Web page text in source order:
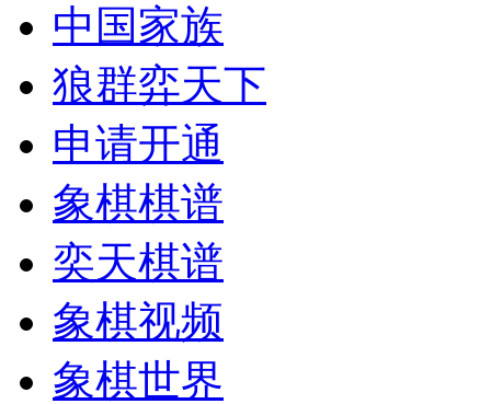
中国家族
狼群弈天下
申请开通
象棋棋谱
奕天棋谱
象棋视频
象棋世界